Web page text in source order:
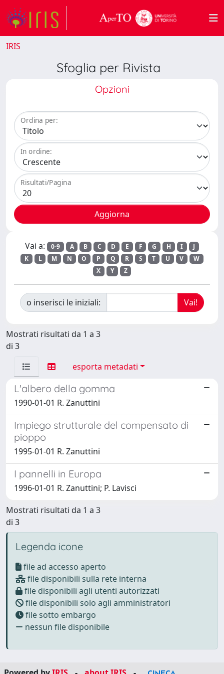
IRIS
Sfoglia per Rivista
Opzioni
Ordina per:
In ordine:
Risultati/Pagina
Vai a: 0-9 A B C D E F G H I
J
K
L M N O P Q R S T U V
W
X
Y Z
o inserisci le iniziali:
Mostrati risultati da 1 a 3
di 3
esporta metadati
L'albero della gomma
1990-01-01 R. Zanuttini
Impiego strutturale del compensato di
pioppo
1995-01-01 R. Zanuttini
I pannelli in Europa
1996-01-01 R. Zanuttini; P. Lavisci
Mostrati risultati da 1 a 3
di 3
Legenda icone
file ad accesso aperto
file disponibili sulla rete interna
file disponibili agli utenti autorizzati
file disponibili solo agli amministratori
file sotto embargo
nessun file disponibile